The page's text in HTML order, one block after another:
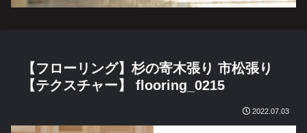
【フローリング】杉の寄木張り 市松張り
【テクスチャー】 flooring_0215
2022.07.03